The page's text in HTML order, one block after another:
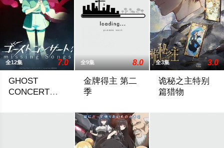
全12集 7.0
GHOST
CONCERT：
全9集 8.0
金牌得主 第二
季
全3集 3.0
诡秘之主特别
篇猎物